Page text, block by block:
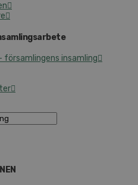
församlingens insamling